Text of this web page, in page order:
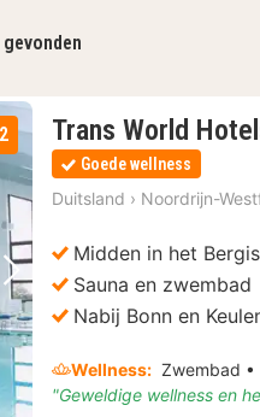
Volgende foto
Trans World
Goede wellness
Duitsland › Noordrijn-
Midden in het
Sauna en zwembad
Nabij Bonn en
Wellness: Zwembad •
"Geweldige wellness en